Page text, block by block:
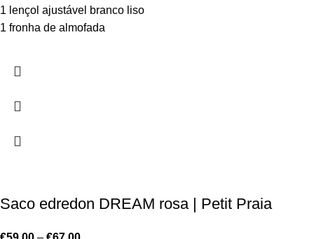
1 lençol ajustável branco liso
1 fronha de almofada
Saco edredon DREAM rosa | Petit Praia